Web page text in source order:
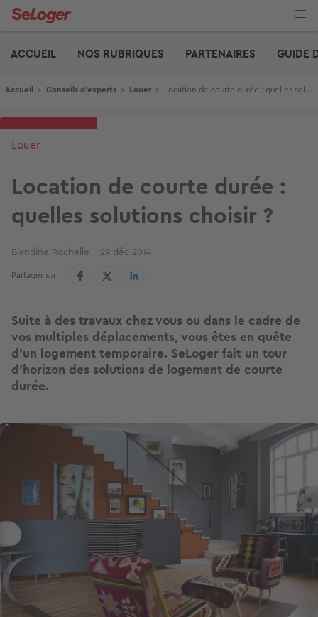
Aller
ACCUEIL
NOS RUBRIQUES PARTENAIRES GUIDE
Fil d'Ariane
Accueil > Conseils d'experts > Louer > Location de courte durée : quelles solutions choisir ?
Louer
Location de courte durée :
quelles solutions choisir ?
Blandine Rochelle 29 déc 2014
Partager sur
Suite à des travaux chez vous ou dans le cadre de
vos multiples déplacements, vous êtes en quête
d'un logement temporaire. SeLoger fait un tour
d’horizon des solutions de logement de courte
durée.
Image